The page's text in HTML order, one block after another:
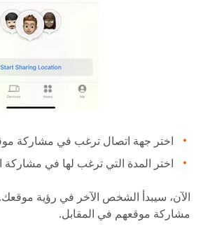
اختر جهة اتصال ترغب في مشاركة
اختر المدة التي ترغب لها في مشاركة
الآن، سيبدأ الشخص الآخر في رؤية موقعك.
مشاركة موقعهم في المقابل.